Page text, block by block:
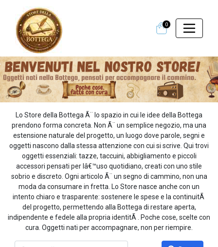
0
Lo Store della Bottega Ã¨ lo spazio in cui le idee della Bottega
prendono forma concreta. Non Ã¨ un semplice negozio, ma una
estensione naturale del progetto, un luogo dove parole, segni e
oggetti nascono dalla stessa attenzione con cui si scrive. Qui trovi
oggetti essenziali: tazze, taccuini, abbigliamento e piccoli
accessori pensati per lâ€™uso quotidiano, creati con uno stile
sobrio e discreto. Ogni articolo Ã¨ un segno di cammino, non una
moda da consumare in fretta. Lo Store nasce anche con un
intento chiaro e trasparente: sostenere le spese e la continuitÃ
del progetto, permettendo alla Bottega di restare aperta,
indipendente e fedele alla propria identitÃ . Poche cose, scelte con
cura. Oggetti nati per accompagnare, non per riempire.